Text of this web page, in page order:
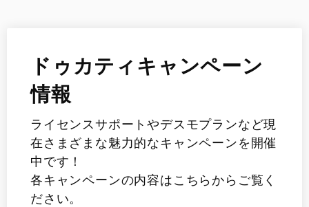
ドゥカティキャンペーン
情報
ライセンスサポートやデスモプランなど現
在さまざまな魅力的なキャンペーンを開催
中です！
各キャンペーンの内容はこちらからご覧く
ださい。